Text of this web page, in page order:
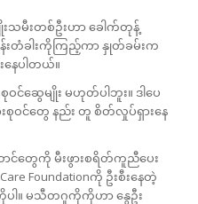
းသမီးတစ်ဦးဟာ ခေါက်တုန့်
န်းတံခါးကိုကြည့်ကာ နှုတ်ခမ်းက
ေပါတယ်။
င်ဆွေမျိုး မဟုတ်ပါဘူး။ ဒါပေ
ဝင်တွေ နည်း တူ စိတ်လှုပ်ရှားနေ
တွေကို မီးဖွားစရိတ်ကူညီပေး
Foundationကို ဦးစီးနေတဲ့
။ မသီတဂူကိုကိုဟာ နွေဦး